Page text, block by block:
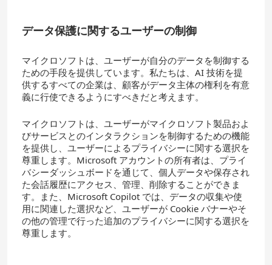
データ保護に関するユーザーの制御
マイクロソフトは、ユーザーが自分のデータを制御する
ための手段を提供しています。私たちは、AI 技術を提
供するすべての企業は、顧客がデータ主体の権利を有意
義に行使できるようにすべきだと考えます。
マイクロソフトは、ユーザーがマイクロソフト製品およ
びサービスとのインタラクションを制御するための機能
を提供し、ユーザーによるプライバシーに関する選択を
尊重します。Microsoft アカウントの所有者は、プライ
バシーダッシュボードを通じて、個人データや保存され
た会話履歴にアクセス、管理、削除することができま
す。また、Microsoft Copilot では、データの収集や使
用に関連した選択など、ユーザーが Cookie バナーやそ
の他の管理で行った追加のプライバシーに関する選択を
尊重します。